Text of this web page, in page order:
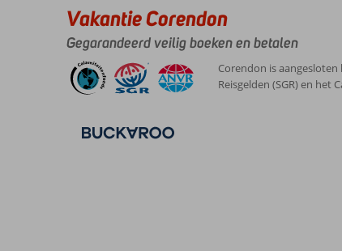
Vakantie Corendon
Gegarandeerd veilig boeken en betalen
Corendon is
Reisgelden (SGR) en het